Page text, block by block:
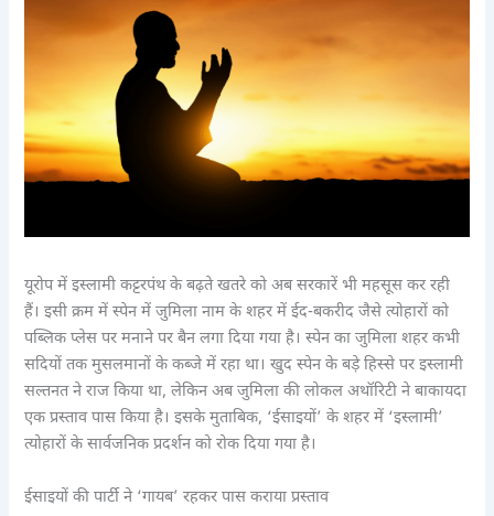
यूरोप में इस्लामी कट्टरपंथ के बढ़ते खतरे को अब सरकारें भी महसूस कर रही
हैं। इसी क्रम में स्पेन में जुमिला नाम के शहर में ईद-बकरीद जैसे त्योहारों को
पब्लिक प्लेस पर मनाने पर बैन लगा दिया गया है। स्पेन का जुमिला शहर कभी
सदियों तक मुसलमानों के कब्जे में रहा था। खुद स्पेन के बड़े हिस्से पर इस्लामी
सल्तनत ने राज किया था, लेकिन अब जुमिला की लोकल अथॉरिटी ने बाकायदा
एक प्रस्ताव पास किया है। इसके मुताबिक, ‘ईसाइयों’ के शहर में ‘इस्लामी’
त्योहारों के सार्वजनिक प्रदर्शन को रोक दिया गया है।
ईसाइयों की पार्टी ने ‘गायब’ रहकर पास कराया प्रस्ताव